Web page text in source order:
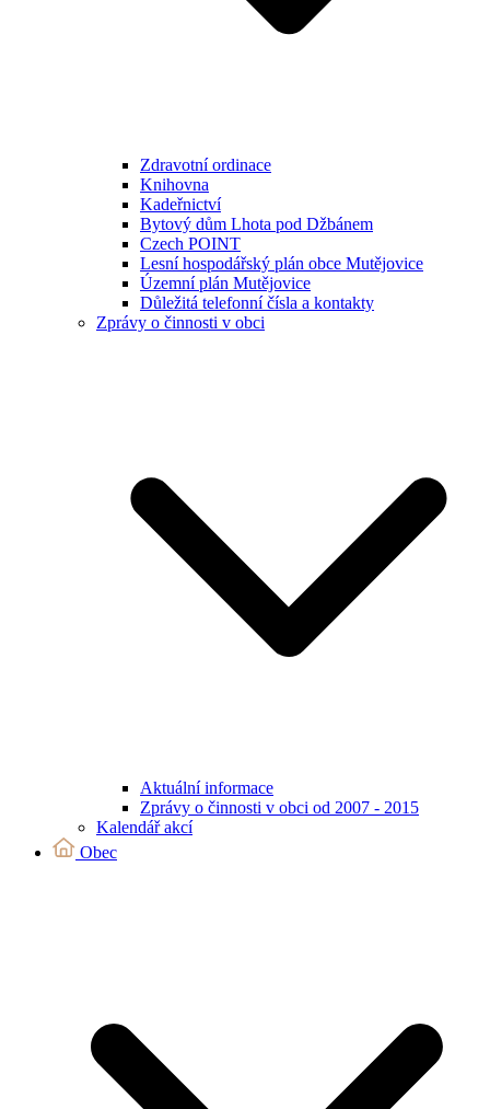
Zdravotní ordinace
Knihovna
Kadeřnictví
Bytový dům Lhota pod Džbánem
Czech POINT
Lesní hospodářský plán obce Mutějovice
Územní plán Mutějovice
Důležitá telefonní čísla a kontakty
Zprávy o činnosti v obci
Aktuální informace
Zprávy o činnosti v obci od 2007 - 2015
Kalendář akcí
Obec